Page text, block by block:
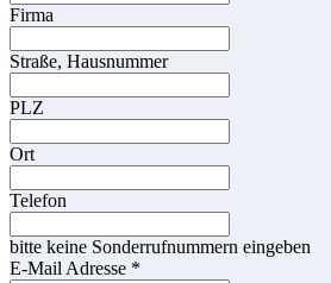
Firma
Straße, Hausnummer
PLZ
Ort
Telefon
bitte keine Sonderrufnummern eingeben
E-Mail Adresse *